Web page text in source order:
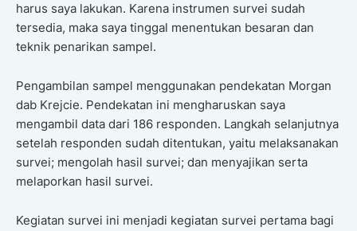
harus saya lakukan. Karena instrumen survei sudah
tersedia, maka saya tinggal menentukan besaran dan
teknik penarikan sampel.
Pengambilan sampel menggunakan pendekatan Morgan
dab Krejcie. Pendekatan ini mengharuskan saya
mengambil data dari 186 responden. Langkah selanjutnya
setelah responden sudah ditentukan, yaitu melaksanakan
survei; mengolah hasil survei; dan menyajikan serta
melaporkan hasil survei.
Kegiatan survei ini menjadi kegiatan survei pertama bagi